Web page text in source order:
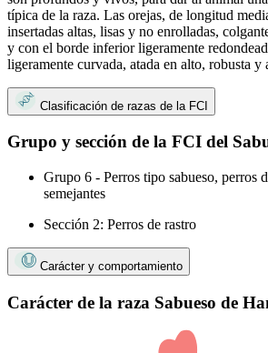
típica de la raza. Las orejas, de longitud
insertadas altas, lisas y no enrolladas,
y con el borde inferior ligeramente
ligeramente curvada, atada en alto, robusta y
Clasificación de razas de la FCI
Grupo y sección de la FCI del
Grupo 6 - Perros tipo sabueso, perros
semejantes
Sección 2: Perros de rastro
Carácter y comportamiento
Carácter de la raza Sabueso de